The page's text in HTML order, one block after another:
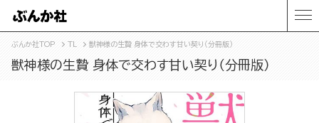
ぶんか社TOP TL 獣神様の生贄 身体で交わす甘い契り（分冊版）
獣神様の生贄 身体で交わす甘い契り（分冊版）